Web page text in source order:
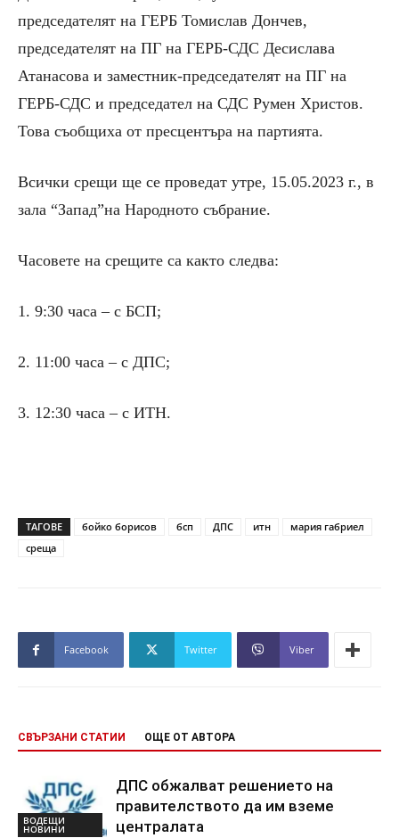
председателят на ГЕРБ Томислав Дончев,
председателят на ПГ на ГЕРБ-СДС Десислава
Атанасова и заместник-председателят на ПГ на
ГЕРБ-СДС и председател на СДС Румен Христов.
Това съобщиха от пресцентъра на партията.
Всички срещи ще се проведат утре, 15.05.2023 г., в
зала “Запад”на Народното събрание.
Часовете на срещите са както следва:
1. 9:30 часа – с БСП;
2. 11:00 часа – с ДПС;
3. 12:30 часа – с ИТН.
ТАГОВЕ бойко борисов бсп ДПС итн
мария габриел
среща
Facebook Twitter Viber
СВЪРЗАНИ СТАТИИ ОЩЕ ОТ АВТОРА
ВОДЕЩИ
НОВИНИ
ДПС обжалват решението на
правителството да им вземе
централата